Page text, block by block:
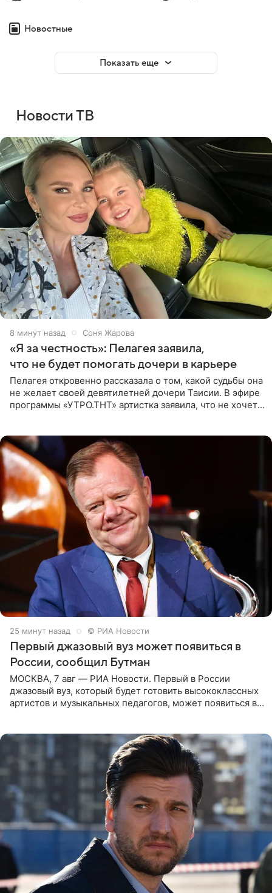
Новостные
Показать еще
Новости ТВ
8 минут назад Соня Жарова
«Я за честность»: Пелагея заявила,
что не будет помогать дочери в карьере
Пелагея откровенно рассказала о том, какой судьбы она
не желает своей девятилетней дочери Таисии. В эфире
программы «УТРО.ТНТ» артистка заявила, что не хочет
25 минут назад © РИА Новости
Первый джазовый вуз может появиться в
России, сообщил Бутман
МОСКВА, 7 авг — РИА Новости. Первый в России
джазовый вуз, который будет готовить высококлассных
артистов и музыкальных педагогов, может появиться в